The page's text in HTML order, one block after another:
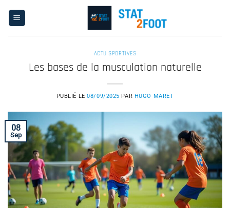
ACTU SPORTIVES
Les bases de la musculation naturelle
PUBLIÉ LE08/09/2025 PAR HUGO MARET
08
Sep